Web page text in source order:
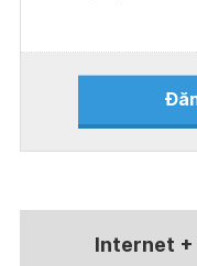
Internet +